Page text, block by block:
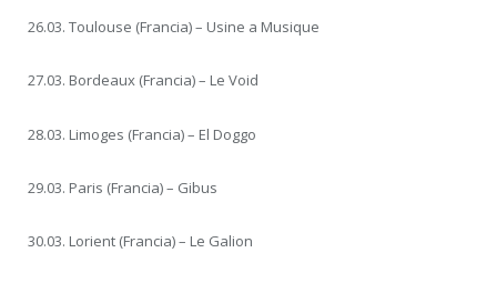
26.03. Toulouse (Francia) – Usine a Musique
27.03. Bordeaux (Francia) – Le Void
28.03. Limoges (Francia) – El Doggo
29.03. Paris (Francia) – Gibus
30.03. Lorient (Francia) – Le Galion